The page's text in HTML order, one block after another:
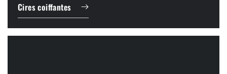
Cires coiffantes